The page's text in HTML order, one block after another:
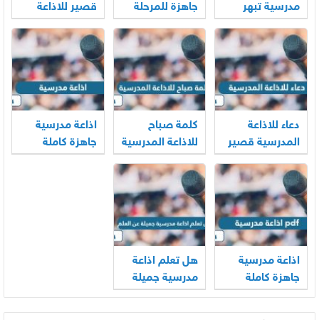
مدرسية تبهر
المعلمين
مكتوبة وجاهزة
2026
جاهزة للمرحلة
الابتدائية
قصير للاذاعة
المدرسية
دعاء للاذاعة
المدرسية قصير
كلمة صباح
للاذاعة المدرسية
قصيرة وجميلة
2026
اذاعة مدرسية
جاهزة كاملة
اذاعة مدرسية
جاهزة كاملة
الفقرات مع
المقدمة
هل تعلم اذاعة
مدرسية جميلة
عن العلم 2026